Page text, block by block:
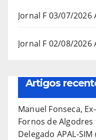
Jornal F 03/07/2026
Jornal F 02/08/2026
Artigos
Manuel Fonseca,
Fornos de
Delegado APAL-